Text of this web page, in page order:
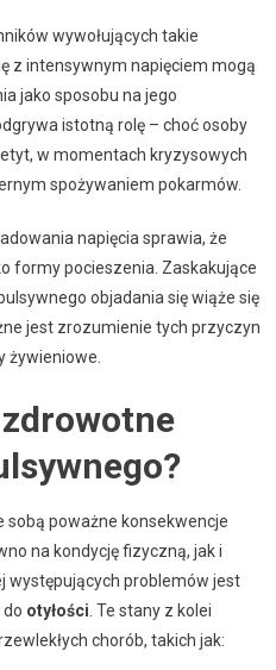
wywołujących takie
z intensywnym napięciem mogą
jako sposobu na jego
istotną rolę – choć osoby
w momentach kryzysowych
spożywaniem pokarmów.
napięcia sprawia, że
formy pocieszenia. Zaskakujące
objadania się wiąże się
jest zrozumienie tych przyczyn
żywieniowe.
sobą poważne konsekwencje
na kondycję fizyczną, jak i
występujących problemów jest
otyłości . Te stany z kolei
chorób, takich jak: